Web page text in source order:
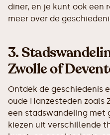
diner, en je kunt ook een
meer over de
3.
Zwolle of
Ontdek de geschiedenis
oude Hanzesteden zoals
een stadswandeling met
kiezen uit verschillende